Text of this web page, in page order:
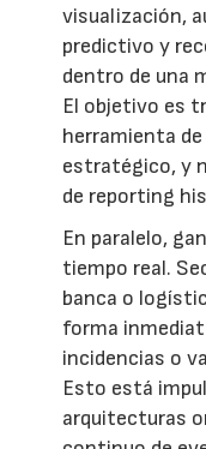
visualización,
predictivo y
dentro de una
El objetivo es
herramienta
estratégico, y
de reporting
En paralelo,
tiempo real.
banca o
forma
incidencias o
Esto está
arquitecturas